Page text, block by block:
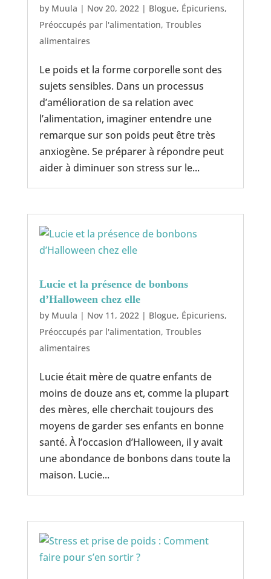
by Muula | Nov 20, 2022| Blogue, Épicuriens,
Préoccupés par l'alimentation, Troubles
alimentaires
Le poids et la forme corporelle sont des
sujets sensibles. Dans un processus
d’amélioration de sa relation avec
l’alimentation, imaginer entendre une
remarque sur son poids peut être très
anxiogène. Se préparer à répondre peut
aider à diminuer son stress sur le...
Lucie et la présence de bonbons
d’Halloween chez elle
by Muula | Nov 11, 2022| Blogue, Épicuriens,
Préoccupés par l'alimentation, Troubles
alimentaires
Lucie était mère de quatre enfants de
moins de douze ans et, comme la plupart
des mères, elle cherchait toujours des
moyens de garder ses enfants en bonne
santé. À l’occasion d’Halloween, il y avait
une abondance de bonbons dans toute la
maison. Lucie...